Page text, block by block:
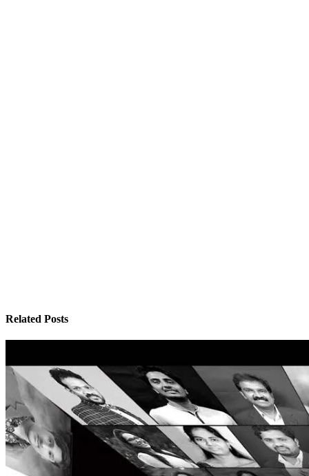
Related Posts